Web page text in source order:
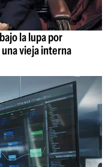
la lupa por
vieja interna